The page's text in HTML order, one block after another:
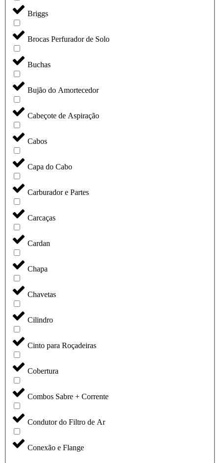
Briggs
Brocas Perfurador de Solo
Buchas
Bujão do Amortecedor
Cabeçote de Aspiração
Cabos
Capa do Cabo
Carburador e Partes
Carcaças
Cardan
Chapa
Chavetas
Cilindro
Cinto para Roçadeiras
Cobertura
Combos Sabre + Corrente
Condutor do Filtro de Ar
Conexão e Flange